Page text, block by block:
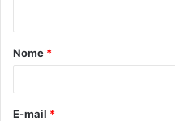
á
r
Nome *
E-mail *